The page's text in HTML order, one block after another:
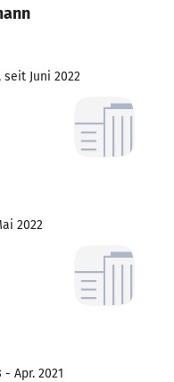
seit Juni 2022
2022
Apr. 2021